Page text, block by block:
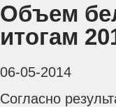
Объем
итогам
06-05-2014
Согласно